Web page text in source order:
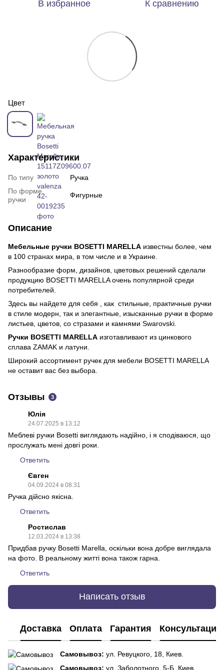
В избранное К сравнению
Цвет
Характеристики
По типу
Ручка
По форме
ручки
Фигурные
Описание
Мебельные ручки BOSETTI MARELLA известны более, чем
в 100 странах мира, в том числе и в Украине.
Разнообразие форм, дизайнов, цветовых решений сделали
продукцию BOSETTI MARELLA очень популярной среди
потребителей.
Здесь вы найдете для себя , как стильные, практичные ручки
в стиле модерн, так и элегантные, изысканные ручки в форме
листьев, цветов, со стразами и камнями Swarovski.
Ручки BOSETTI MARELLA изготавливают из цинкового
сплава ZAMAK и латуни.
Широкий ассортимент ручек для мебели BOSETTI MARELLA
не оставит вас без выбора.
Отзывы 3
Юлія
24.07.2025 в 13:12
Меблеві ручки Bosetti виглядають надійно, і я сподіваюся, що
прослужать мені довгі роки.
Ответить
Євген
04.09.2024 в 08:31
Ручка дійсно якісна.
Ответить
Ростислав
12.03.2024 в 13:38
Придбав ручку Bosetti Marella, оскільки вона добре виглядала
на фото. В реальному житті вона також гарна.
Ответить
Написать отзыв
Доставка Оплата Гарантия Консультация
Самовывоз: ул. Ревуцкого, 18, Киев.
Самовывоз: ул. Заболотного, 5-Б, Киев.